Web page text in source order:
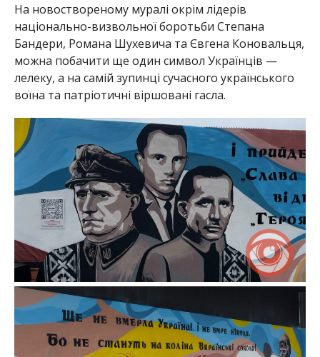
На новоствореному муралі окрім лідерів
національно-визвольної боротьби Степана
Бандери, Романа Шухевича та Євгена Коновальця,
можна побачити ще один символ Українців —
лелеку, а на самій зупинці сучасного українського
воїна та патріотичні віршовані гасла.